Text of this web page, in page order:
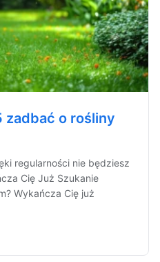
zadbać o rośliny
regularności nie będziesz
Cię Już Szukanie
Wykańcza Cię już